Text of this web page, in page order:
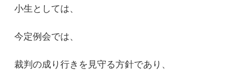
小生としては、
今定例会では、
裁判の成り行きを見守る方針であり、